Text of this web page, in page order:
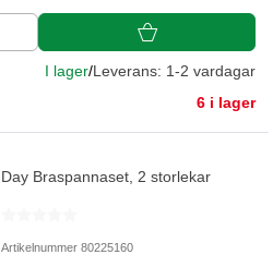
I lager/Leverans: 1-2 vardagar
6 i lager
Day Braspannaset, 2 storlekar
Artikelnummer 80225160